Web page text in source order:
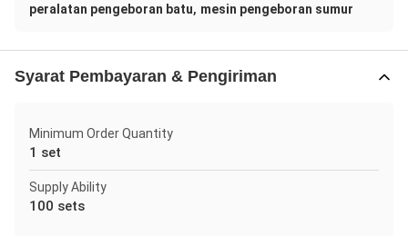
peralatan pengeboran batu, mesin pengeboran sumur
Syarat Pembayaran & Pengiriman
Minimum Order Quantity
1 set
Supply Ability
100 sets